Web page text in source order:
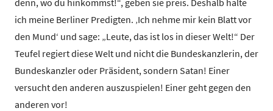
ich meine Berliner Predigten. ‚Ich nehme mir kein Blatt vor
den Mund‘ und sage: „Leute, das ist los in dieser Welt!“ Der
Teufel regiert diese Welt und nicht die Bundeskanzlerin, der
Bundeskanzler oder Präsident, sondern Satan! Einer
versucht den anderen auszuspielen! Einer geht gegen den
anderen vor!